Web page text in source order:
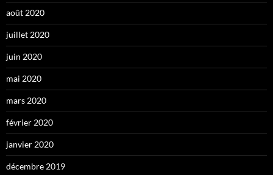
août 2020
juillet 2020
juin 2020
mai 2020
mars 2020
février 2020
janvier 2020
décembre 2019